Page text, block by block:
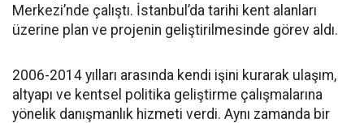
Merkezi’nde çalıştı. İstanbul’da tarihi kent alanları
üzerine plan ve projenin geliştirilmesinde görev aldı.
2006-2014 yılları arasında kendi işini kurarak ulaşım,
altyapı ve kentsel politika geliştirme çalışmalarına
yönelik danışmanlık hizmeti verdi. Aynı zamanda bir